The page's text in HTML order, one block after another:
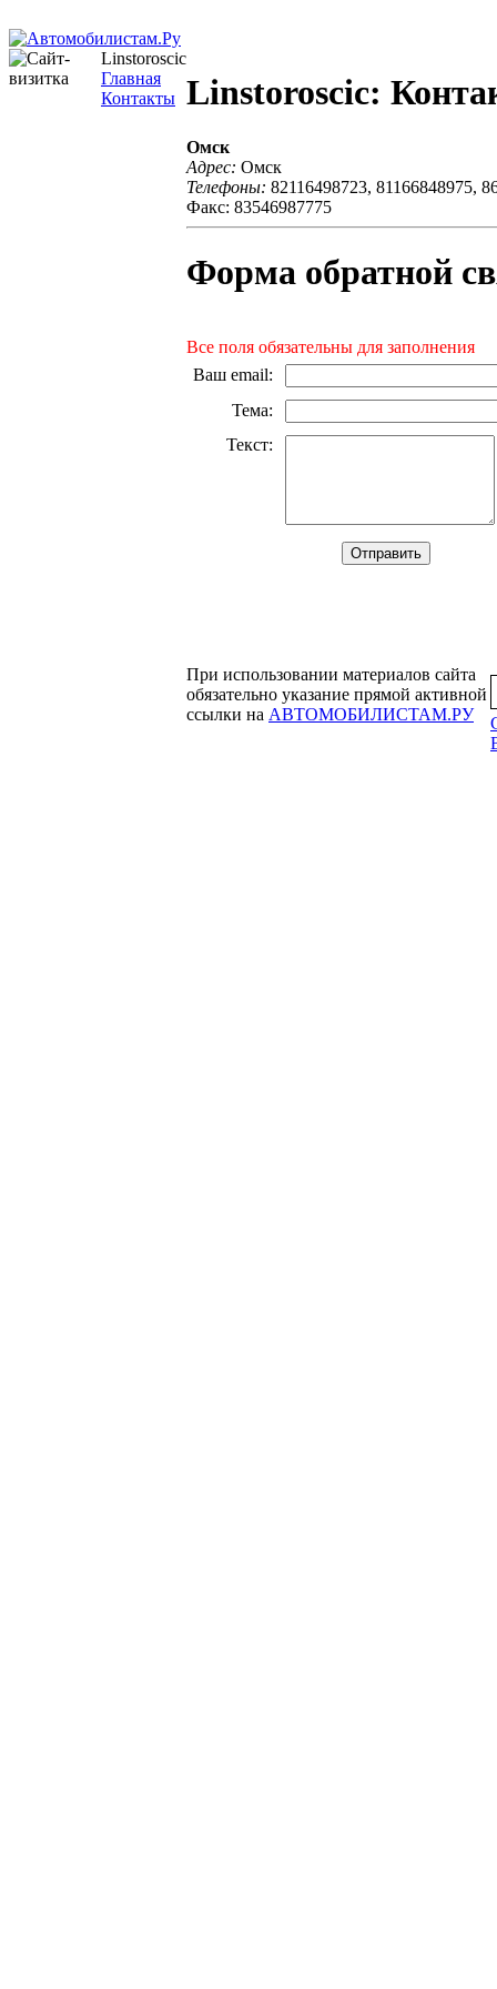
Linstoroscic
Главная
Контакты Linstoroscic:
Омск
Адрес: Омск
Телефоны: 82116498723, 81166848975,
Факс: 83546987775
Форма обратной
Все поля обязательны для заполнения
Ваш email:
Тема:
Текст:
При использовании материалов сайта
обязательно указание прямой активной
ссылки на АВТОМОБИЛИСТАМ.РУ